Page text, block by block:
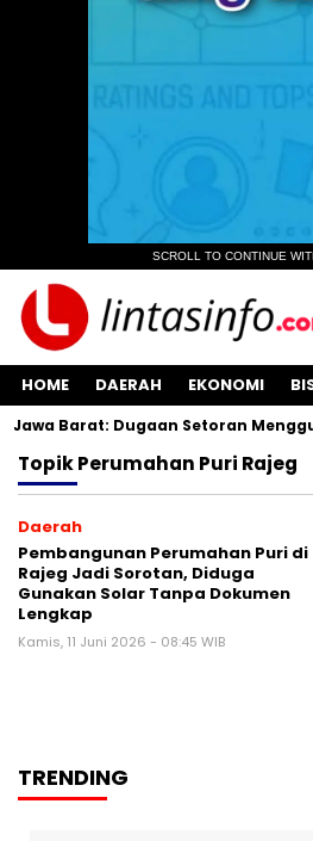
SCROLL TO CONTINUE
HOME DAERAH EKONOMI
Barat: Dugaan Setoran
TopikPerumahan Puri Rajeg
Daerah
Pembangunan Perumahan Puri di
Rajeg Jadi Sorotan, Diduga
Gunakan Solar Tanpa Dokumen
Lengkap
Kamis, 11 Juni 2026 - 08:45 WIB
TRENDING